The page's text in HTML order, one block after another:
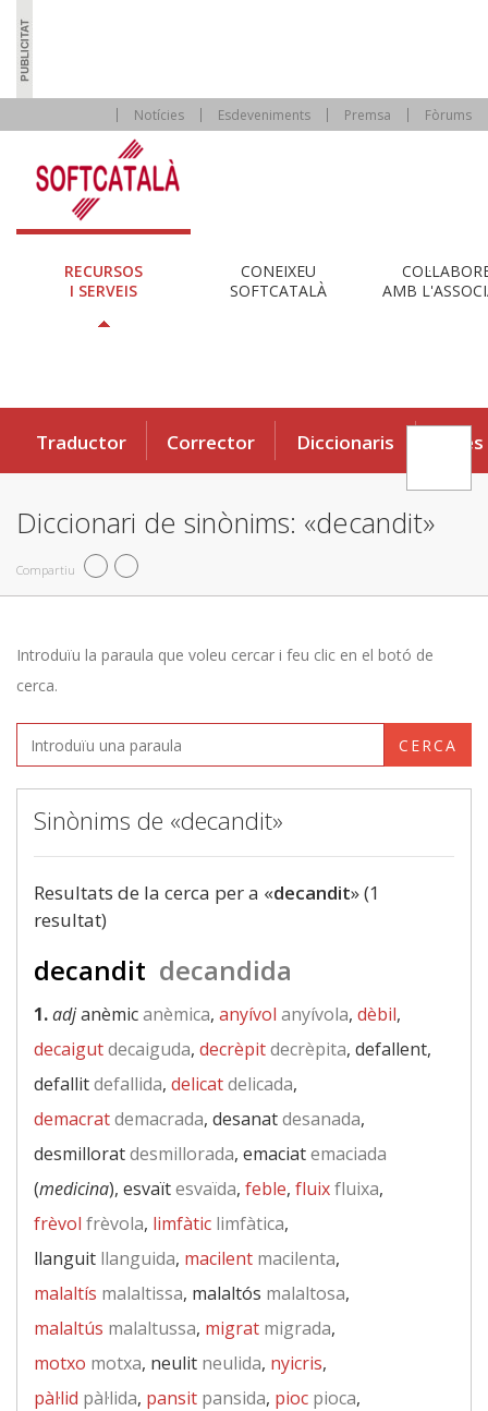
Notícies Esdeveniments Premsa Fòrums
RECURSOS
I SERVEIS
CONEIXEU
SOFTCATALÀ
AMB
Traductor Corrector Diccionaris Eines
Diccionari de sinònims: «decandit»
Compartiu
Introduïu la paraula que voleu cercar i feu clic en el botó de
cerca.
CERCA
Sinònims de «decandit»
Resultats de la cerca per a «decandit» (1
resultat)
decandit decandida
1.adjanèmicanèmica, anyívol anyívola, dèbil,
decaigutdecaiguda, decrèpitdecrèpita, defallent,
defallitdefallida, delicatdelicada,
demacratdemacrada, desanatdesanada,
desmilloratdesmillorada, emaciatemaciada
(medicina), esvaïtesvaïda, feble, fluixfluixa,
frèvol frèvola, limfàtic limfàtica,
llanguit llanguida, macilent macilenta,
malaltís malaltissa, malaltós malaltosa,
malaltús malaltussa, migrat migrada,
motxo motxa, neulit neulida, nyicris,
pàl·lid pàl·lida, pansit pansida, pioc pioca,